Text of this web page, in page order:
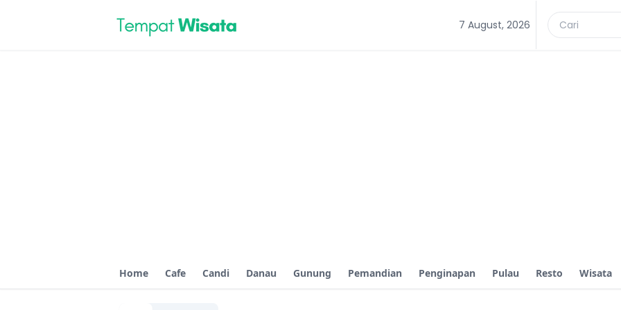
7 August, 2026
Home Cafe Candi Danau Gunung Pemandian Penginapan Pulau Resto Wisata